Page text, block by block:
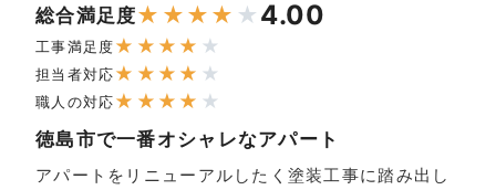
総合満足度★ ★ ★ ★ ★ 4.00
工事満足度★ ★ ★ ★ ★
担当者対応★ ★ ★ ★ ★
職人の対応★ ★ ★ ★ ★
徳島市で一番オシャレなアパート
アパートをリニューアルしたく塗装工事に踏み出し